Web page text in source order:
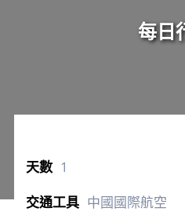
每日
1
中國國際航空